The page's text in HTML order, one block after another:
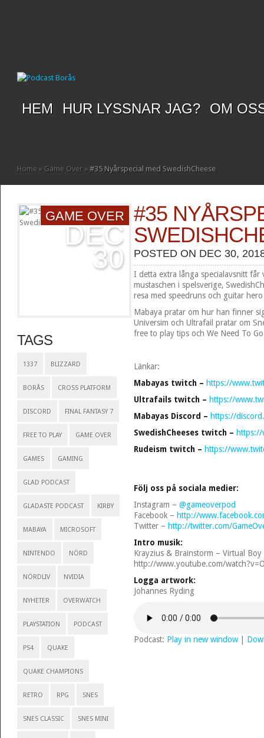
HEM HUR LYSSNAR JAG? OM
Home » Game Over » #35 Nyårspecial med SwedishCheese
GAME OVER
DEC
30
TAGS
1337 BLIZZARD
BORÅS CROSS PLATFORM
DISCORD FINAL FANTASY 7
FREE TO PLAY GAME OVER
GAMES GAMING
GLAD PODCAST
GLADASTE PODCAST KIRBY
MABAYA MICROSOFT
NINTENDO NÖRD
NÖRDLIV NVIDIA
NYHETER OVERWATCH
PLAYSTATION PODCAST
PS4 QUAKE
QUAKE CHAMPIONS
RETRO RPG SNES
SNES CLASSIC SNES MINI
#35
POSTED ON DEC 30,
I detta extra långa specialavsnitt får
mustaschen i spelsverige,
resa med speedruns och guitar
Mabaya pratar om hur han finner
Universim och Ultrafail pratar om
free to play tips och We Need To
Länkar:
Mabayas twitch – https://
Ultrafails twitch – https://
Mabayas Discord – https://
SwedishCheeses twitch – https://
Rudeism twitch – https://
Följ oss på sociala medier:
Instagram – @gameoverpod
Facebook – http://
Twitter – http://twitter.com/
Intro musik:
Krayzius & Brainstorm – Virtual Boy
http://www.youtube.com/
Logga artwork:
Johannes Ryding
Podcast: Play in new window|